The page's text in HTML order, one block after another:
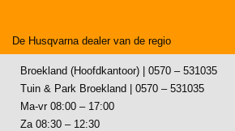
De Husqvarna dealer van de regio
Broekland (Hoofdkantoor) | 0570 – 531035
Tuin & Park Broekland | 0570 – 531035
Ma-vr 08:00 – 17:00
Za 08:30 – 12:30